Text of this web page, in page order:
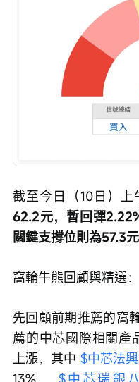
截至今日（10日）上
62.2元，暫回彈
關鍵支撐位則為57.3
窩輪牛熊回顧與精選：
先回顧前期推薦的窩
薦的中芯國際相關產
上漲，其中 $中芯法
13%， $中芯瑞銀